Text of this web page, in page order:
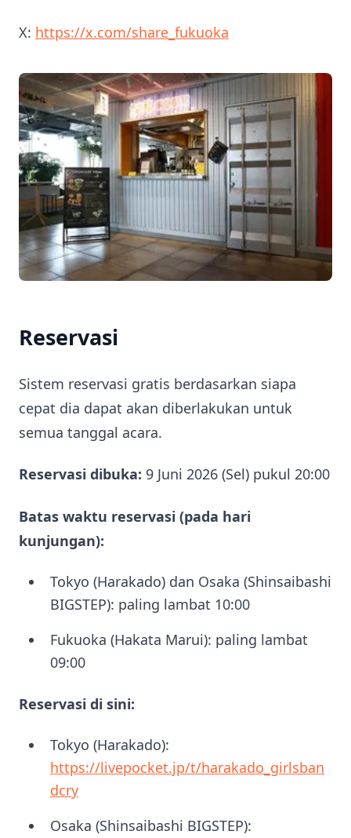
X: https://x.com/share_fukuoka
Reservasi
Sistem reservasi gratis berdasarkan siapa
cepat dia dapat akan diberlakukan untuk
semua tanggal acara.
Reservasi dibuka: 9 Juni 2026 (Sel) pukul 20:00
Batas waktu reservasi (pada hari
kunjungan):
Tokyo (Harakado) dan Osaka (Shinsaibashi
BIGSTEP): paling lambat 10:00
Fukuoka (Hakata Marui): paling lambat
09:00
Reservasi di sini:
Tokyo (Harakado):
https://livepocket.jp/t/harakado_girlsban
dcry
Osaka (Shinsaibashi BIGSTEP):